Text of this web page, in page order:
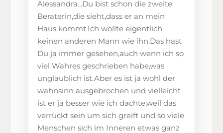
Alessandra...Du bist schon die zweite
Beraterin,die sieht,dass er an mein
Haus kommt.Ich wollte eigentlich
keinen anderen Mann wie ihn.Das hast
Du ja immer gesehen,auch wenn ich so
viel Wahres geschrieben habe,was
unglaublich ist.Aber es ist ja wohl der
wahnsinn ausgebrochen und vielleicht
ist er ja besser wie ich dachte,weil das
verrückt sein um sich greift und so viele
Menschen sich im Inneren etwas ganz